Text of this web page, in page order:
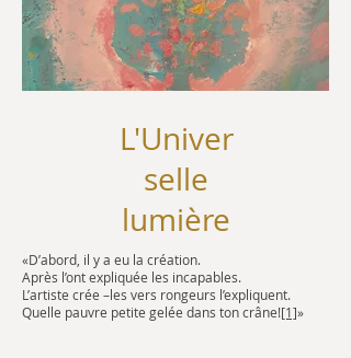
L'Univer
selle
lumière
«D’abord, il y a eu la création.
Après l’ont expliquée les incapables.
L’artiste crée –les vers rongeurs l’expliquent.
Quelle pauvre petite gelée dans ton crâne![1]»